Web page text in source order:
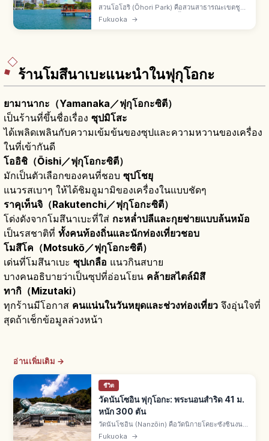
สวนโอโฮริ (Ōhori Park) คือสวนสาธารณะเขตชูโอ
เมืองฟุกุโอกะ เดิมคือคูเมืองชั้นนอกของปราสาทฟุกุ
Fukuoka →
ร้านโมสึนาเบะแนะนำในฟุกุโอกะ
ยามานากะ（Yamanaka／ฟุกุโอกะซิตี）
เป็นร้านที่ขึ้นชื่อเรื่อง ซุปมิโสะ
ได้เพลิดเพลินกับความเข้มข้นของซุปและความหวานของเครื่อง
ในที่เข้ากันดี
โออิชิ（Ōishi／ฟุกุโอกะซิตี）
มักเป็นตัวเลือกของคนที่ชอบ ซุปโชยุ
แนวรสเบาๆ ให้ได้ชิมอูมามิของเครื่องในแบบชัดๆ
ราคุเท็นจิ（Rakutenchi／ฟุกุโอกะซิตี）
โด่งดังจากโมสึนาเบะที่ใส่ กะหล่ำปลีและกุยช่ายแบบล้นหม้อ
เป็นรสชาติที่ ทั้งคนท้องถิ่นและนักท่องเที่ยวชอบ
โมสึโค（Motsukō／ฟุกุโอกะซิตี）
เด่นที่โมสึนาเบะ ซุปเกลือ แนวกินสบาย
บางคนอธิบายว่าเป็นซุปที่อ่อนโยน คล้ายสไตล์มิสึ
ทากิ（Mizutaki）
ทุกร้านมีโอกาส คนแน่นในวันหยุดและช่วงท่องเที่ยว จึงอุ่นใจที่
สุดถ้าเช็กข้อมูลล่วงหน้า
อ่านเพิ่มเติม →
ชีวิต
วัดนันโซอิน ฟุกุโอกะ: พระนอนสำริด 41 ม.
หนัก 300 ตัน
วัดนันโซอิน (Nanzōin) คือวัดนิกายโคยะซังชินงน
เมืองซาซากุริ จ.ฟุกุโอกะ พระศากยมุนีปางปรินิพพาน
Fukuoka →